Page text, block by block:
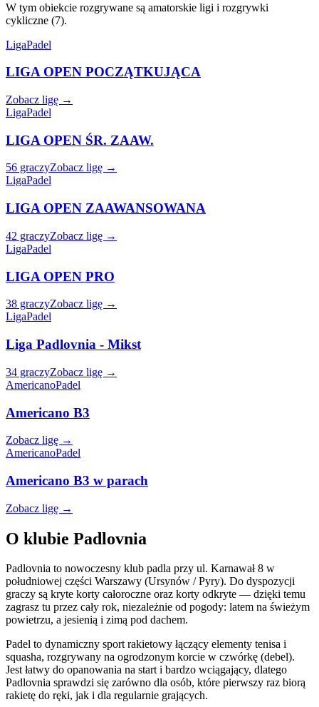
W tym obiekcie rozgrywane są amatorskie ligi i rozgrywki
cykliczne (7).
LigaPadel
LIGA OPEN POCZĄTKUJĄCA
Zobacz ligę →
LigaPadel
LIGA OPEN ŚR. ZAAW.
56 graczyZobacz ligę →
LigaPadel
LIGA OPEN ZAAWANSOWANA
42 graczyZobacz ligę →
LigaPadel
LIGA OPEN PRO
38 graczyZobacz ligę →
LigaPadel
Liga Padlovnia - Mikst
34 graczyZobacz ligę →
AmericanoPadel
Americano B3
Zobacz ligę →
AmericanoPadel
Americano B3 w parach
Zobacz ligę →
O klubie Padlovnia
Padlovnia to nowoczesny klub padla przy ul. Karnawał 8 w
południowej części Warszawy (Ursynów / Pyry). Do dyspozycji
graczy są kryte korty całoroczne oraz korty odkryte — dzięki temu
zagrasz tu przez cały rok, niezależnie od pogody: latem na świeżym
powietrzu, a jesienią i zimą pod dachem.
Padel to dynamiczny sport rakietowy łączący elementy tenisa i
squasha, rozgrywany na ogrodzonym korcie w czwórkę (debel).
Jest łatwy do opanowania na start i bardzo wciągający, dlatego
Padlovnia sprawdzi się zarówno dla osób, które pierwszy raz biorą
rakietę do ręki, jak i dla regularnie grających.